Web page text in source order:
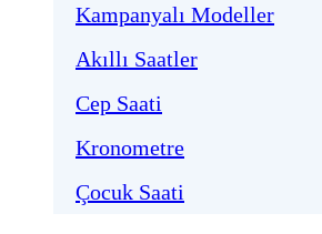
Kampanyalı Modeller
Akıllı Saatler
Cep Saati
Kronometre
Çocuk Saati